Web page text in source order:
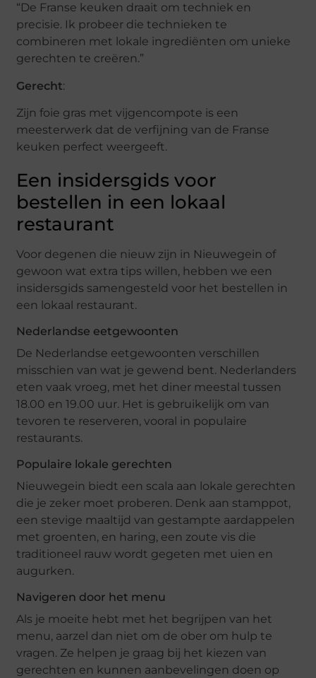
“De Franse keuken draait om techniek en
precisie. Ik probeer die technieken te
combineren met lokale ingrediënten om unieke
gerechten te creëren.”
Gerecht:
Zijn foie gras met vijgencompote is een
meesterwerk dat de verfijning van de Franse
keuken perfect weergeeft.
Een insidersgids voor
bestellen in een lokaal
restaurant
Voor degenen die nieuw zijn in Nieuwegein of
gewoon wat extra tips willen, hebben we een
insidersgids samengesteld voor het bestellen in
een lokaal restaurant.
Nederlandse eetgewoonten
De Nederlandse eetgewoonten verschillen
misschien van wat je gewend bent. Nederlanders
eten vaak vroeg, met het diner meestal tussen
18.00 en 19.00 uur. Het is gebruikelijk om van
tevoren te reserveren, vooral in populaire
restaurants.
Populaire lokale gerechten
Nieuwegein biedt een scala aan lokale gerechten
die je zeker moet proberen. Denk aan stamppot,
een stevige maaltijd van gestampte aardappelen
met groenten, en haring, een zoute vis die
traditioneel rauw wordt gegeten met uien en
augurken.
Navigeren door het menu
Als je moeite hebt met het begrijpen van het
menu, aarzel dan niet om de ober om hulp te
vragen. Ze helpen je graag bij het kiezen van
gerechten en kunnen aanbevelingen doen op